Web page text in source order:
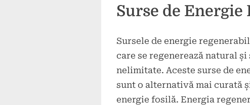
Surse de Energie
Sursele de energie
care se regenerează natural
nelimitate. Aceste surse de
sunt o alternativă mai curată
energie fosilă. Energia